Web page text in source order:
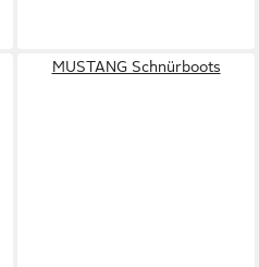
MUSTANG Schnürboots